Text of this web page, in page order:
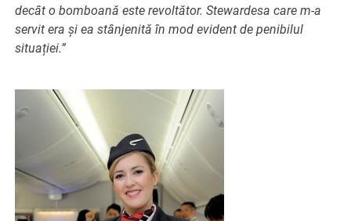
decât o bomboană este revoltător. Stewardesa care m-a
servit era și ea stânjenită în mod evident de penibilul
situației.”